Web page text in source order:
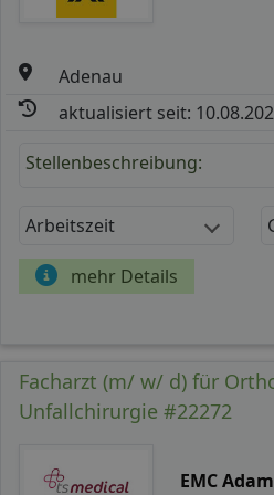
Adenau
aktualisiert seit:
Stellenbeschreibung:
Arbeitszeit
mehr Details
Facharzt (m/ w/ d) für
Unfallchirurgie #22272
EMC